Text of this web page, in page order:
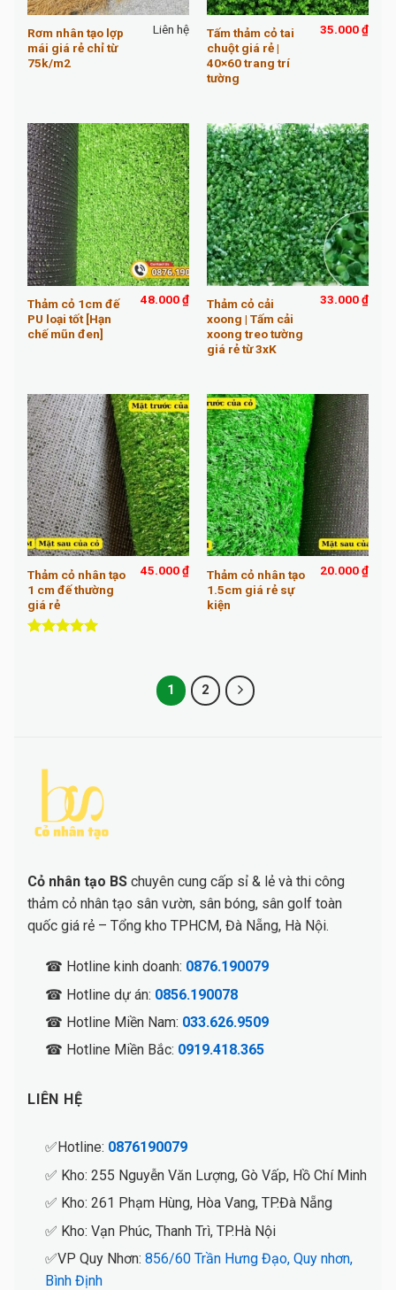
Rơm nhân tạo lợp
mái giá rẻ chỉ từ
75k/m2
Liên hệ
Tấm thảm cỏ tai
chuột giá rẻ |
40×60 trang trí
tường
35.000₫
Thảm cỏ 1cm đế
PU loại tốt [Hạn
chế mũn đen]
48.000₫
Thảm cỏ cải
xoong | Tấm cải
xoong treo tường
giá rẻ từ 3xK
33.000₫
Thảm cỏ nhân tạo
1 cm đế thường
giá rẻ
45.000₫
Thảm cỏ nhân tạo
1.5cm giá rẻ sự
kiện
20.000₫
1 2
Cỏ nhân tạo BS chuyên cung cấp sỉ & lẻ và thi công
thảm cỏ nhân tạo sân vườn, sân bóng, sân golf toàn
quốc giá rẻ – Tổng kho TPHCM, Đà Nẵng, Hà Nội.
☎ Hotline kinh doanh: 0876.190079
☎ Hotline dự án: 0856.190078
☎ Hotline Miền Nam: 033.626.9509
☎ Hotline Miền Bắc: 0919.418.365
LIÊN HỆ
✅Hotline: 0876190079
✅ Kho: 255 Nguyễn Văn Lượng, Gò Vấp, Hồ Chí Minh
✅ Kho: 261 Phạm Hùng, Hòa Vang, TP.Đà Nẵng
✅ Kho: Vạn Phúc, Thanh Trì, TP.Hà Nội
✅VP Quy Nhơn: 856/60 Trần Hưng Đạo, Quy nhơn,
Bình Định